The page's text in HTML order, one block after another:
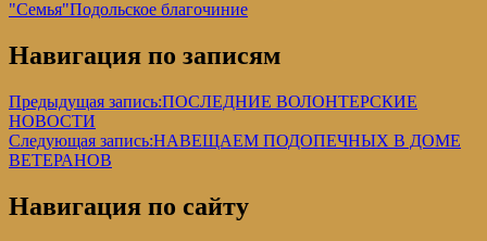
"Семья"Подольское благочиние
Навигация по записям
Предыдущая запись:ПОСЛЕДНИЕ ВОЛОНТЕРСКИЕ
НОВОСТИ
Следующая запись:НАВЕЩАЕМ ПОДОПЕЧНЫХ В ДОМЕ
ВЕТЕРАНОВ
Навигация по сайту